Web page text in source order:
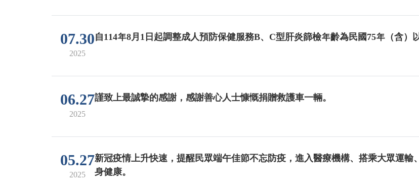
07.30
2025
自114年8月1日起調整成人預防保健服務B、C型肝炎篩檢年齡為民國75年（含）
06.27
2025
謹致上最誠摯的感謝，感謝善心人士慷慨捐贈救護車一輛。
05.27
2025
新冠疫情上升快速，提醒民眾端午佳節不忘防疫，進入醫療機構、搭乘大眾運
身健康。